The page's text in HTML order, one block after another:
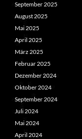
September 2025
August 2025
Mai 2025
April 2025
März 2025
Februar 2025
Dezember 2024
Oktober 2024
September 2024
Juli 2024
Mai 2024
April 2024